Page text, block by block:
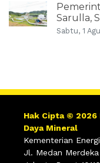
Sarulla,
Sabtu, 1
Hak Cipta © 2026
Daya Mineral
Kementerian
Jl. Medan